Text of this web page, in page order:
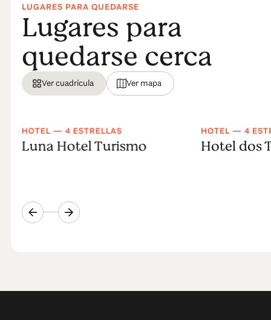
LUGARES PARA QUEDARSE
Lugares para
quedarse cerca
Ver cuadrícula Ver mapa
HOTEL — 4 ESTRELLAS
Luna Hotel Turismo
HOTEL — 4
Hotel dos